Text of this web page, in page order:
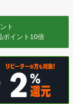
ト
ポイント10倍